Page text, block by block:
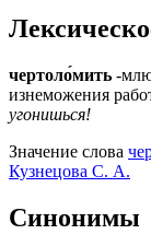
чертоло́мить -
изнеможения
угонишься!
Значение слова
Кузнецова С. А.
Синонимы